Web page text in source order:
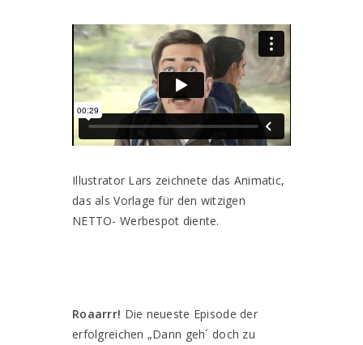
Illustrator Lars zeichnete das Animatic,
das als Vorlage für den witzigen
NETTO- Werbespot diente.
Roaarrr! Die neueste Episode der
erfolgreichen „Dann geh´ doch zu